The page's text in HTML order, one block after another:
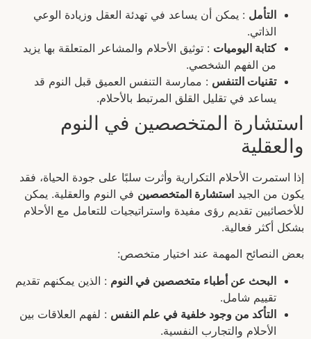
التأمل : يمكن أن يساعد في تهدئة العقل وزيادة الوعي
الذاتي.
كتابة اليوميات : توثيق الأحلام والمشاعر المتعلقة بها يزيد
من الفهم الشخصي.
تقنيات التنفس : ممارسة التنفس العميق قبل النوم قد
يساعد في تقليل القلق المرتبط بالأحلام.
استشارة المتخصصين في النوم
والعقلية
إذا استمرت الأحلام التكرارية وأثرت سلبًا على جودة الحياة، فقد
يكون من الجيد استشارة المتخصصين في النوم والعقلية. يمكن
للأخصائيين تقديم رؤى مفيدة واستراتيجيات للتعامل مع الأحلام
بشكل أكثر فعالية.
بعض النصائح المهمة عند اختيار متخصص:
البحث عن أطباء متخصصين في النوم : الذين يمكنهم تقديم
تقييم شامل.
التأكد من وجود خلفية في علم النفس : لفهم العلاقات بين
الأحلام والتجارب النفسية.